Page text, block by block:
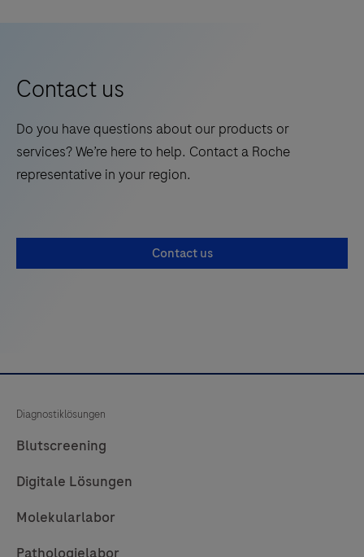
intuitive
Point-
of-
Care-
Lösung
Generation
Tests
einzigartigen,
leistungsstarken
Contact us
Do you have questions about our products or
services? We’re here to help. Contact a Roche
representative in your region.
Contact us
Diagnostiklösungen
Blutscreening
Digitale Lösungen
Molekularlabor
Pathologielabor